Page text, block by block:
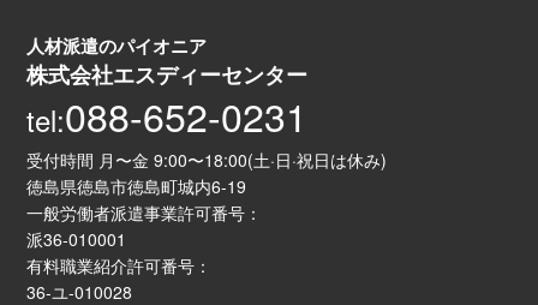
人材派遣のパイオニア
株式会社エスディーセンター
tel:088-652-0231
受付時間 月〜金 9:00〜18:00(土·日·祝日は休み)
徳島県徳島市徳島町城内6-19
一般労働者派遣事業許可番号：
派36-010001
有料職業紹介許可番号：
36-ユ-010028